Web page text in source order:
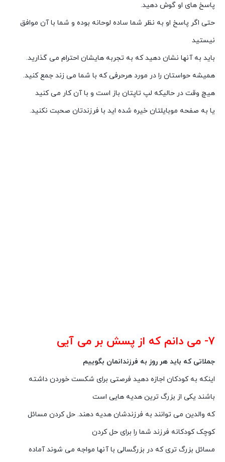
پاسخ های او گوش دهید.
حتی اگر پاسخ او به نظر شما ساده لوحانه بوده و شما با آن موافق
نیستید
باید به آنها نشان دهید که به تجربه هایشان احترام می گذارید.
همیشه حواستان را در مورد هرحرفی که با شما می زند جمع کنید.
هیچ وقت در حالیکه لپ تاپتان باز است و با آن کار می کنید
یا به صفحه موبایلتان خیره شده اید با فرزندتان صحبت نکنید.
۷- می دانم که از پسش بر می آیی
جملاتی که باید هر روز به فرزندانمان بگوییم
اینکه به کودکان اجازه دهید فرصتی برای شکست خوردن داشته
باشند یکی از بزرگ ترین هدیه هایی است
که والدین می توانند به فرزندشان هدیه دهند. حل کردن مسائل
کوچک کودکانه فرزند شما را برای حل کردن
مسائل بزرگ تری که در بزرگسالی با آنها مواجه می شوند آماده